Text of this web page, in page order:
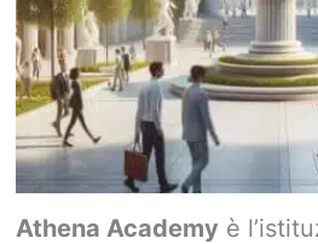
Athena Academy è